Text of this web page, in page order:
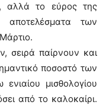
αλλά το εύρος της
των
σειρά παίρνουν και
ποσοστό των
μισθολογίου
από το καλοκαίρι.